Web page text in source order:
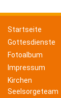
Startseite
Gottesdienste
Fotoalbum
Impressum
Kirchen
Seelsorgeteam